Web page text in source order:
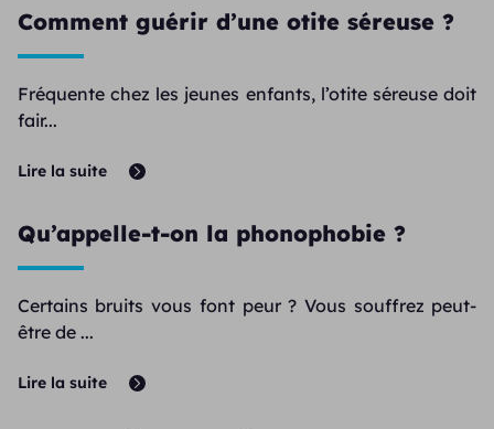
Comment guérir d’une otite séreuse ?
Fréquente chez les jeunes enfants, l’otite séreuse doit
fair...
Lire la suite
Qu’appelle-t-on la phonophobie ?
Certains bruits vous font peur ? Vous souffrez peut-
être de ...
Lire la suite